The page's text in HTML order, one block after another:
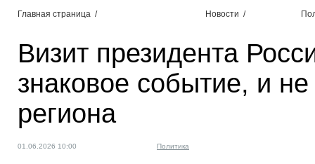
Главная страница / Новости /
Визит президента
знаковое событие, и
региона
01.06.2026 10:00 Политика